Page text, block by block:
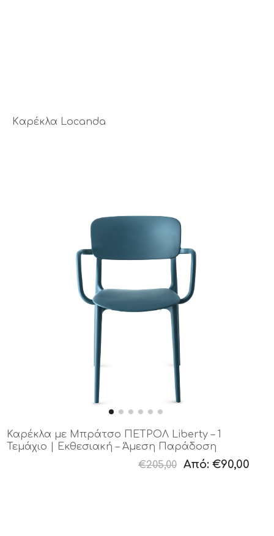
Kαρέκλα Locanda
Καρέκλα με Μπράτσο ΠΕΤΡΟΛ Liberty – 1
Τεμάχιο | Εκθεσιακή – Άμεση Παράδοση
€205,00
Από: €90,00